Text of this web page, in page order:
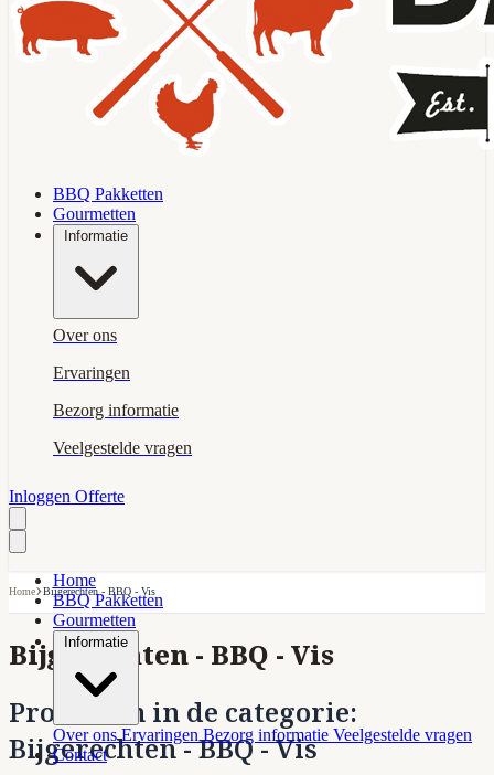
BBQ Pakketten
Gourmetten
Informatie
Over ons
Ervaringen
Bezorg informatie
Veelgestelde vragen
Inloggen Offerte
Home
BBQ Pakketten
Gourmetten
Informatie
Over onsErvaringen Bezorg informatie Veelgestelde vragen
Contact
Home›Bijgerechten - BBQ - Vis
Bijgerechten - BBQ - Vis
Producten in de categorie:
Bijgerechten - BBQ - Vis